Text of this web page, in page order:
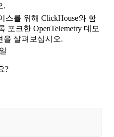
.
스를 위해 ClickHouse와 함
포크한 OpenTelemetry 데모
을 살펴보십시오.
?